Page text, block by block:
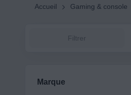
Accueil Gaming & console
Filtrer
Marque